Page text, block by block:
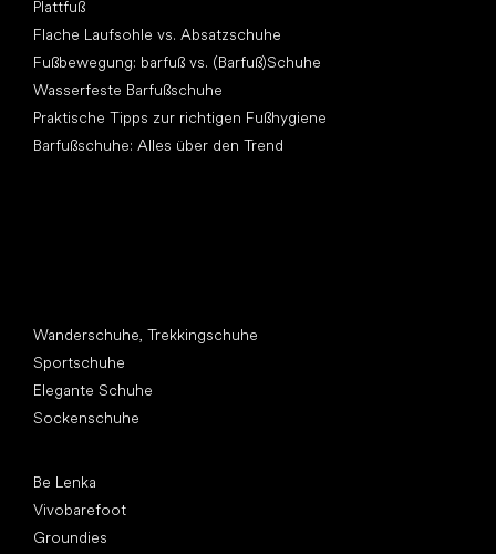
Plattfuß
Flache Laufsohle vs. Absatzschuhe
Fußbewegung: barfuß vs. (Barfuß)Schuhe
Wasserfeste Barfußschuhe
Praktische Tipps zur richtigen Fußhygiene
Barfußschuhe: Alles über den Trend
Wanderschuhe, Trekkingschuhe
Sportschuhe
Elegante Schuhe
Sockenschuhe
Be Lenka
Vivobarefoot
Groundies